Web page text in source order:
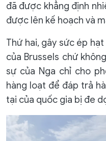
đã được khẳng định
được lên kế hoạch và
Thứ hai, gây sức ép
của Brussels chứ
sự của Nga chỉ cho
hàng loạt để đáp trả
tại của quốc gia bị đe